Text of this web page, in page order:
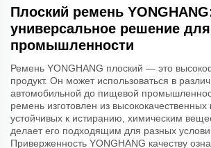
Плоский ремень
универсальное решение для
промышленности
Ремень YONGHANG плоский — это
продукт. Он может использоваться в
автомобильной до пищевой
ремень изготовлен из высококачественных
устойчивых к истиранию, химическим
делает его подходящим для разных
Приверженность YONGHANG качеству